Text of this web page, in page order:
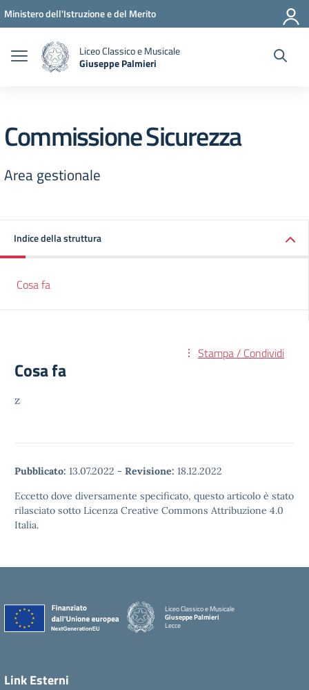
Vai ai contenuti
Vai al menu di navigazione
Vai al footer
Ministero dell'Istruzione e del Merito
Liceo Classico e Musicale
Giuseppe Palmieri
Commissione Sicurezza
Area gestionale
Indice della struttura
Cosa fa
Stampa / Condividi
Cosa fa
z
Pubblicato: 13.07.2022 - Revisione: 18.12.2022
Eccetto dove diversamente specificato, questo articolo è stato
rilasciato sotto Licenza Creative Commons Attribuzione 4.0
Italia.
Liceo Classico e Musicale
Giuseppe Palmieri
Lecce
Link Esterni